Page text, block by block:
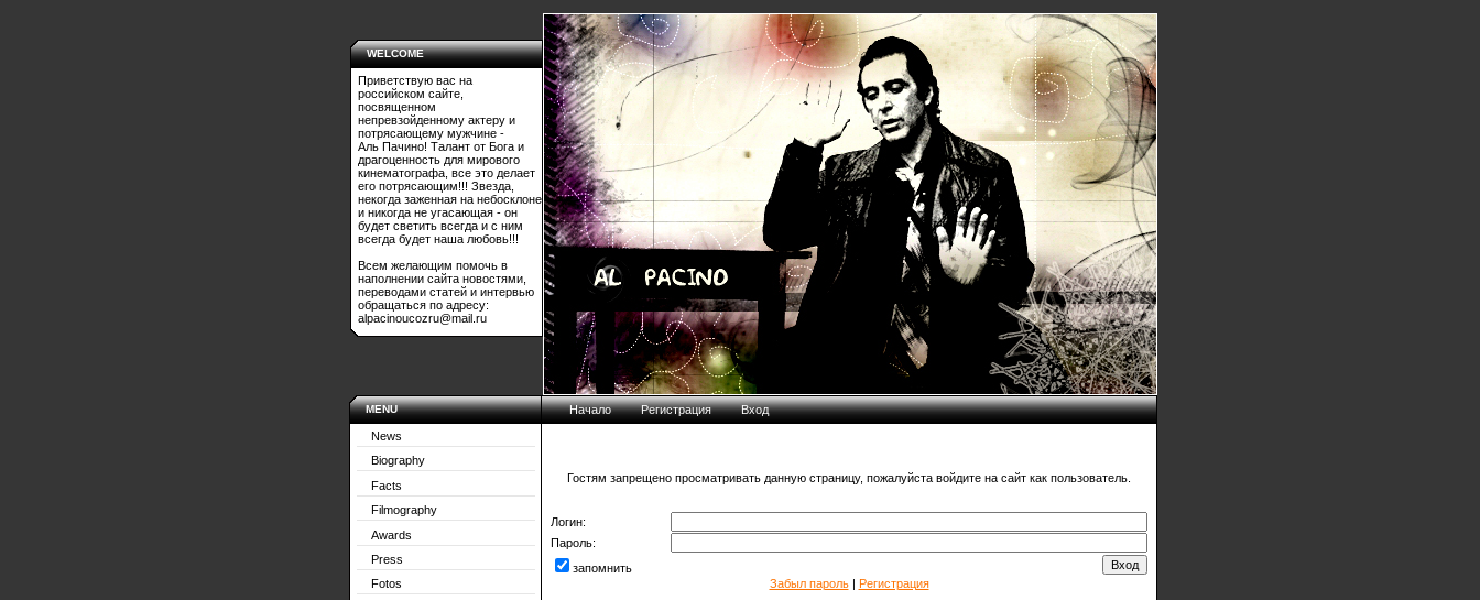
WELCOME
Приветствую вас на
российском сайте,
посвященном
непревзойденному актеру и
потрясающему мужчине -
Аль Пачино! Талант от Бога и
драгоценность для мирового
кинематографа, все это делает
его потрясающим!!! Звезда,
некогда заженная на небосклоне
и никогда не угасающая - он
будет светить всегда и с ним
всегда будет наша любовь!!!
Всем желающим помочь в
наполнении сайта новостями,
переводами статей и интервью
обращаться по адресу:
alpacinoucozru@mail.ru
MENU
News
Biography
Facts
Filmography
Awards
Press
Fotos
Начало Регистрация Вход
Гостям запрещено просматривать данную страницу, пожалуйста войдите на сайт как пользователь.
Логин:
Пароль:
запомнить
Забыл пароль| Регистрация